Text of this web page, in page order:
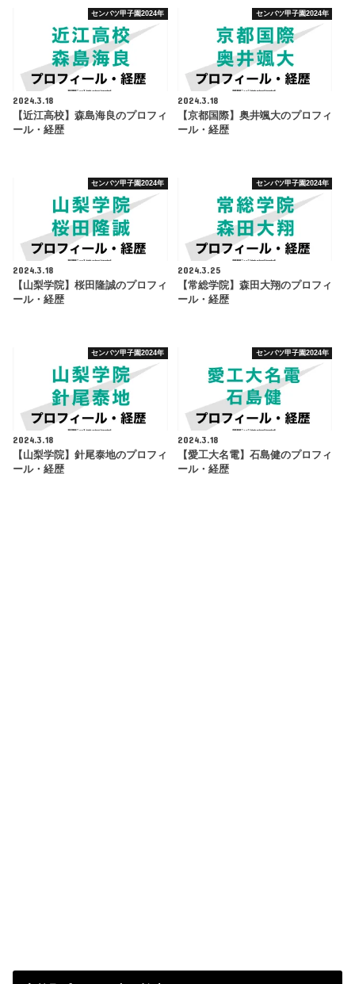
センバツ甲子園2024年
2024.3.18
【近江高校】森島海良のプロフィ
ール・経歴
センバツ甲子園2024年
2024.3.18
【京都国際】奥井颯大のプロフィ
ール・経歴
センバツ甲子園2024年
2024.3.18
【山梨学院】桜田隆誠のプロフィ
ール・経歴
センバツ甲子園2024年
2024.3.25
【常総学院】森田大翔のプロフィ
ール・経歴
センバツ甲子園2024年
2024.3.18
【山梨学院】針尾泰地のプロフィ
ール・経歴
センバツ甲子園2024年
2024.3.18
【愛工大名電】石島健のプロフィ
ール・経歴